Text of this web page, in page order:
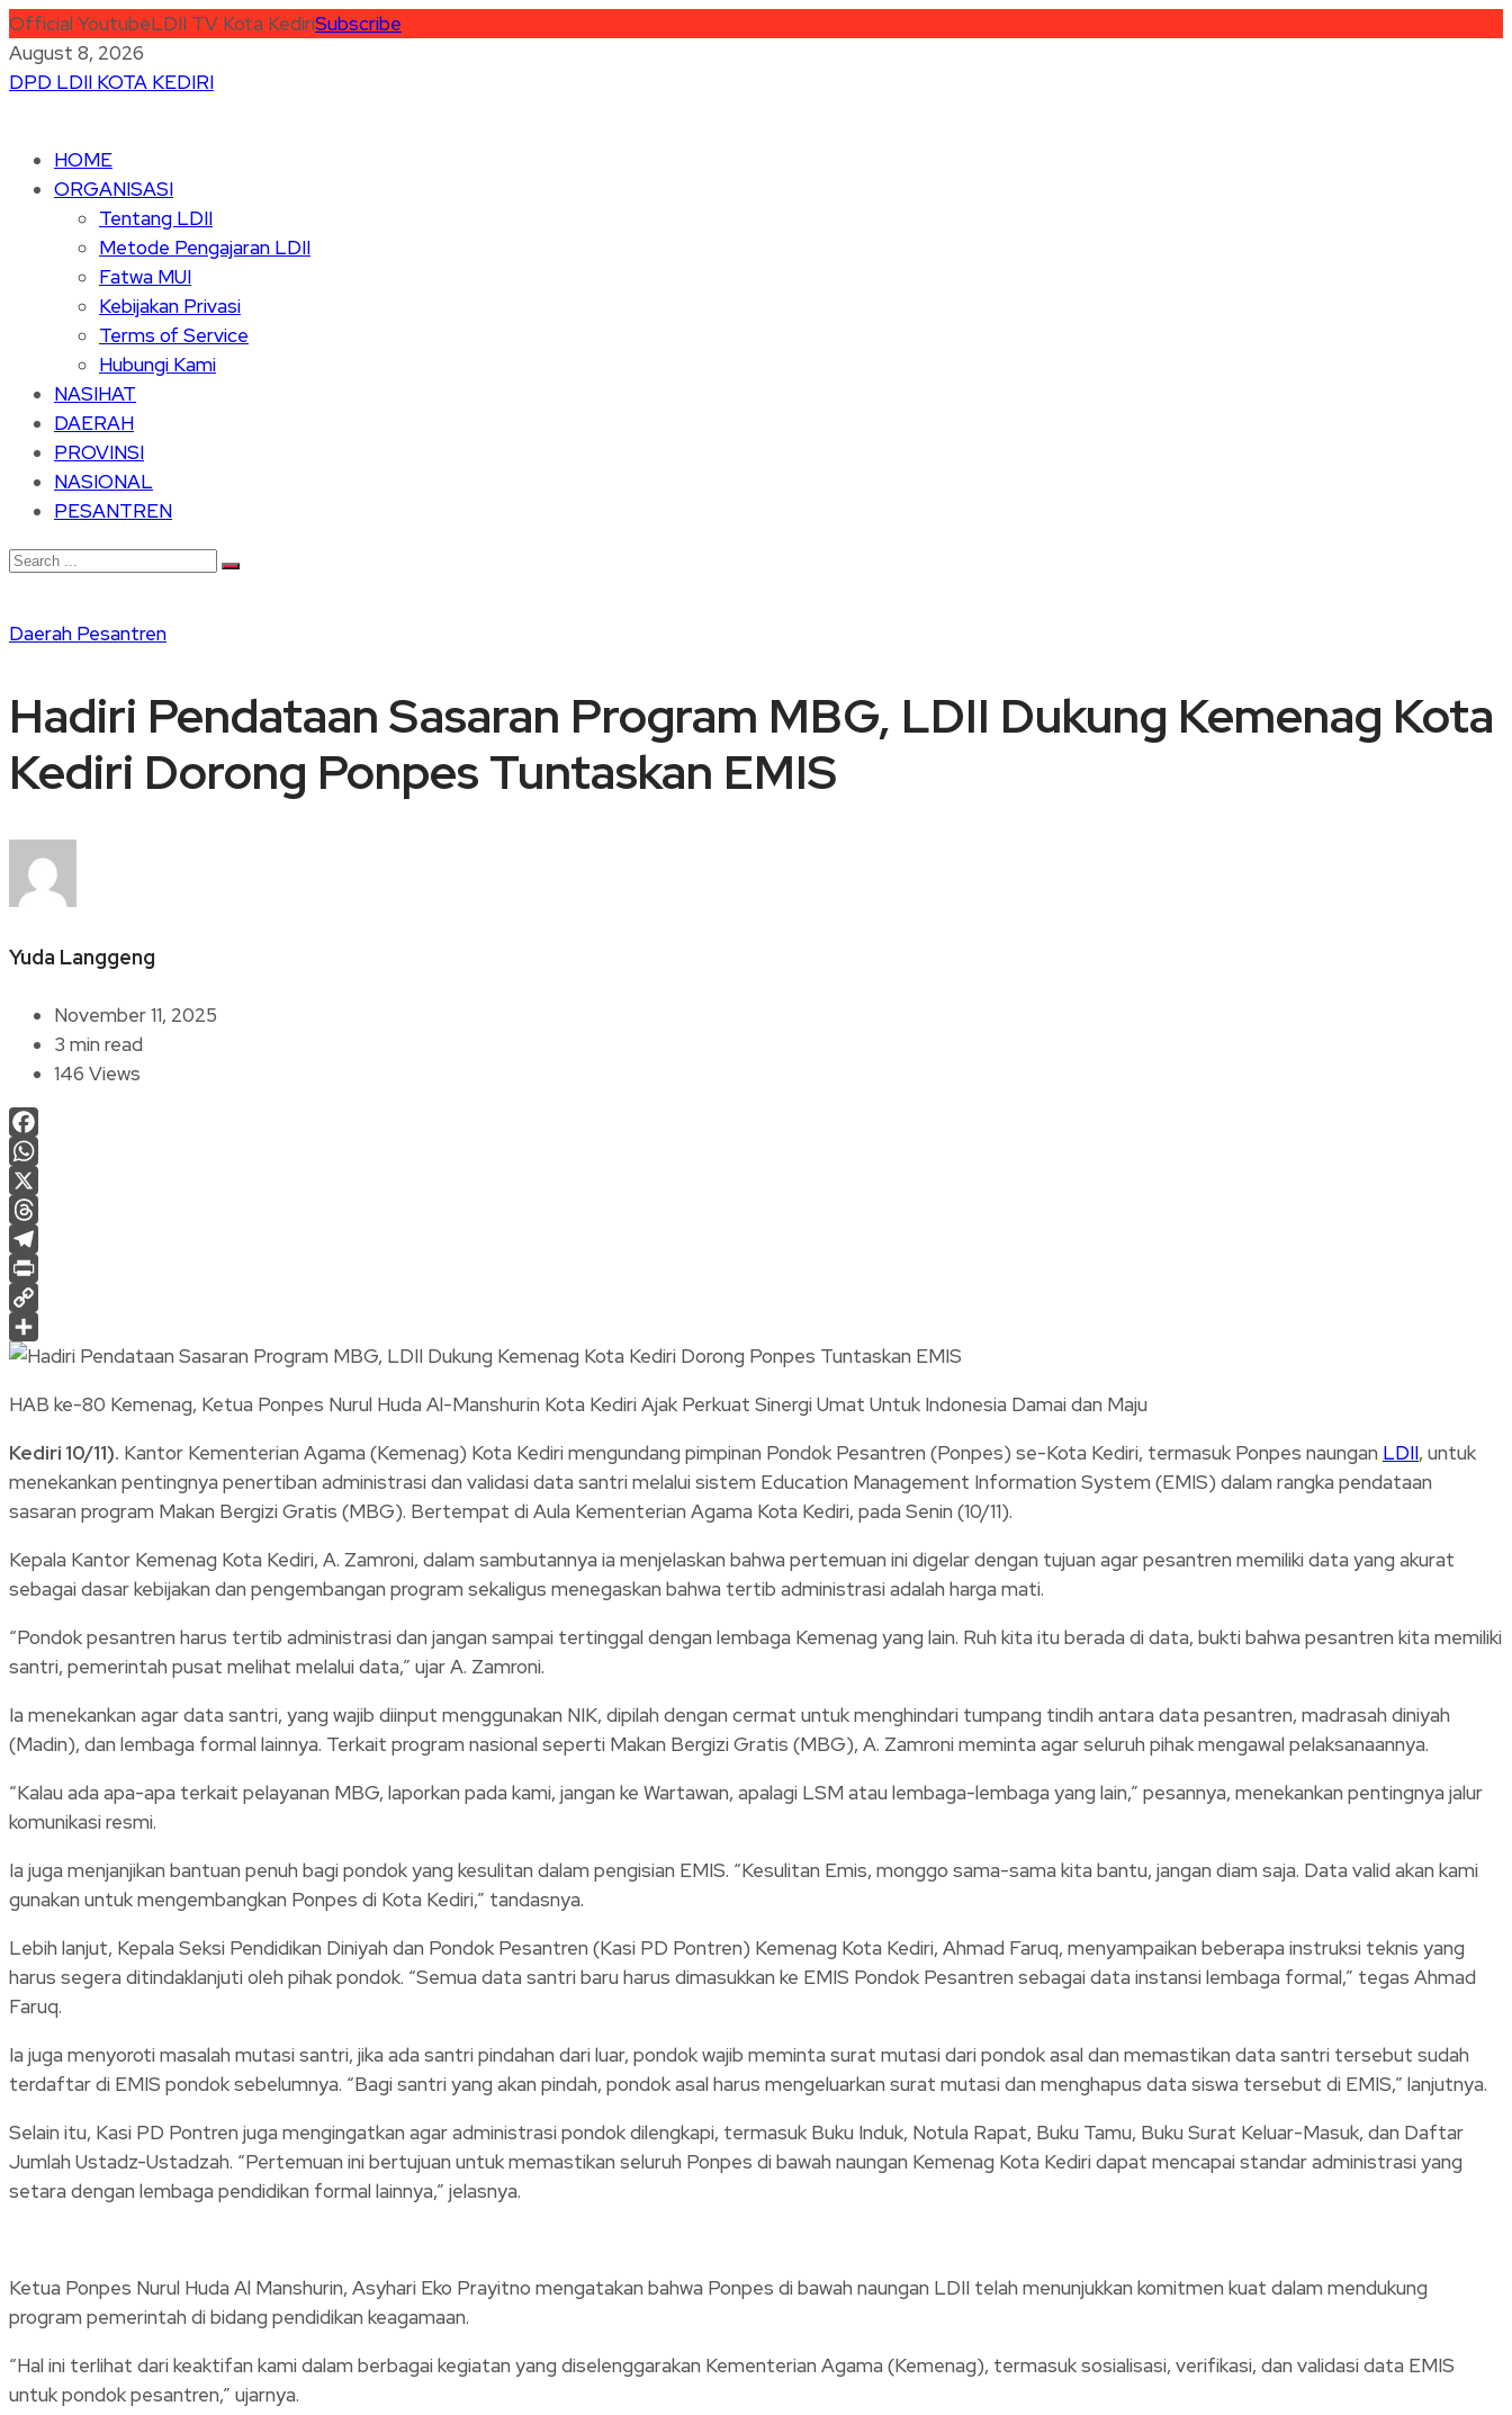
Official YoutubeLDII TV Kota KediriSubscribe
August 8, 2026
DPD LDII KOTA KEDIRI
HOME
ORGANISASI
Tentang LDII
Metode Pengajaran LDII
Fatwa MUI
Kebijakan Privasi
Terms of Service
Hubungi Kami
NASIHAT
DAERAH
PROVINSI
NASIONAL
PESANTREN
Daerah Pesantren
Hadiri Pendataan Sasaran Program MBG, LDII Dukung Kemenag Kota
Kediri Dorong Ponpes Tuntaskan EMIS
Yuda Langgeng
November 11, 2025
3 min read
146 Views
Facebook
WhatsApp
X
Threads
Telegram
Print
Copy
Link
Share
HAB ke-80 Kemenag, Ketua Ponpes Nurul Huda Al-Manshurin Kota Kediri Ajak Perkuat Sinergi Umat Untuk Indonesia Damai dan Maju
Kediri 10/11). Kantor Kementerian Agama (Kemenag) Kota Kediri mengundang pimpinan Pondok Pesantren (Ponpes) se-Kota Kediri, termasuk Ponpes naungan LDII, untuk
menekankan pentingnya penertiban administrasi dan validasi data santri melalui sistem Education Management Information System (EMIS) dalam rangka pendataan
sasaran program Makan Bergizi Gratis (MBG). Bertempat di Aula Kementerian Agama Kota Kediri, pada Senin (10/11).
Kepala Kantor Kemenag Kota Kediri, A. Zamroni, dalam sambutannya ia menjelaskan bahwa pertemuan ini digelar dengan tujuan agar pesantren memiliki data yang akurat
sebagai dasar kebijakan dan pengembangan program sekaligus menegaskan bahwa tertib administrasi adalah harga mati.
“Pondok pesantren harus tertib administrasi dan jangan sampai tertinggal dengan lembaga Kemenag yang lain. Ruh kita itu berada di data, bukti bahwa pesantren kita memiliki
santri, pemerintah pusat melihat melalui data,” ujar A. Zamroni.
Ia menekankan agar data santri, yang wajib diinput menggunakan NIK, dipilah dengan cermat untuk menghindari tumpang tindih antara data pesantren, madrasah diniyah
(Madin), dan lembaga formal lainnya. Terkait program nasional seperti Makan Bergizi Gratis (MBG), A. Zamroni meminta agar seluruh pihak mengawal pelaksanaannya.
“Kalau ada apa-apa terkait pelayanan MBG, laporkan pada kami, jangan ke Wartawan, apalagi LSM atau lembaga-lembaga yang lain,” pesannya, menekankan pentingnya jalur
komunikasi resmi.
Ia juga menjanjikan bantuan penuh bagi pondok yang kesulitan dalam pengisian EMIS. “Kesulitan Emis, monggo sama-sama kita bantu, jangan diam saja. Data valid akan kami
gunakan untuk mengembangkan Ponpes di Kota Kediri,” tandasnya.
Lebih lanjut, Kepala Seksi Pendidikan Diniyah dan Pondok Pesantren (Kasi PD Pontren) Kemenag Kota Kediri, Ahmad Faruq, menyampaikan beberapa instruksi teknis yang
harus segera ditindaklanjuti oleh pihak pondok. “Semua data santri baru harus dimasukkan ke EMIS Pondok Pesantren sebagai data instansi lembaga formal,” tegas Ahmad
Faruq.
Ia juga menyoroti masalah mutasi santri, jika ada santri pindahan dari luar, pondok wajib meminta surat mutasi dari pondok asal dan memastikan data santri tersebut sudah
terdaftar di EMIS pondok sebelumnya. “Bagi santri yang akan pindah, pondok asal harus mengeluarkan surat mutasi dan menghapus data siswa tersebut di EMIS,” lanjutnya.
Selain itu, Kasi PD Pontren juga mengingatkan agar administrasi pondok dilengkapi, termasuk Buku Induk, Notula Rapat, Buku Tamu, Buku Surat Keluar-Masuk, dan Daftar
Jumlah Ustadz-Ustadzah. “Pertemuan ini bertujuan untuk memastikan seluruh Ponpes di bawah naungan Kemenag Kota Kediri dapat mencapai standar administrasi yang
setara dengan lembaga pendidikan formal lainnya,” jelasnya.
Ketua Ponpes Nurul Huda Al Manshurin, Asyhari Eko Prayitno mengatakan bahwa Ponpes di bawah naungan LDII telah menunjukkan komitmen kuat dalam mendukung
program pemerintah di bidang pendidikan keagamaan.
“Hal ini terlihat dari keaktifan kami dalam berbagai kegiatan yang diselenggarakan Kementerian Agama (Kemenag), termasuk sosialisasi, verifikasi, dan validasi data EMIS
untuk pondok pesantren,” ujarnya.